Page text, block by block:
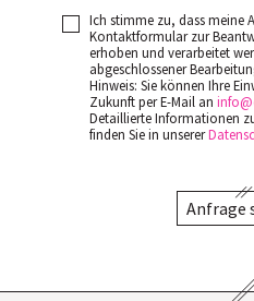
Ich stimme zu, dass meine
Kontaktformular zur
erhoben und verarbeitet
abgeschlossener
Hinweis: Sie können Ihre
Zukunft per E-Mail aninfo
Detaillierte Informationen
finden Sie in unserer
Anfrage